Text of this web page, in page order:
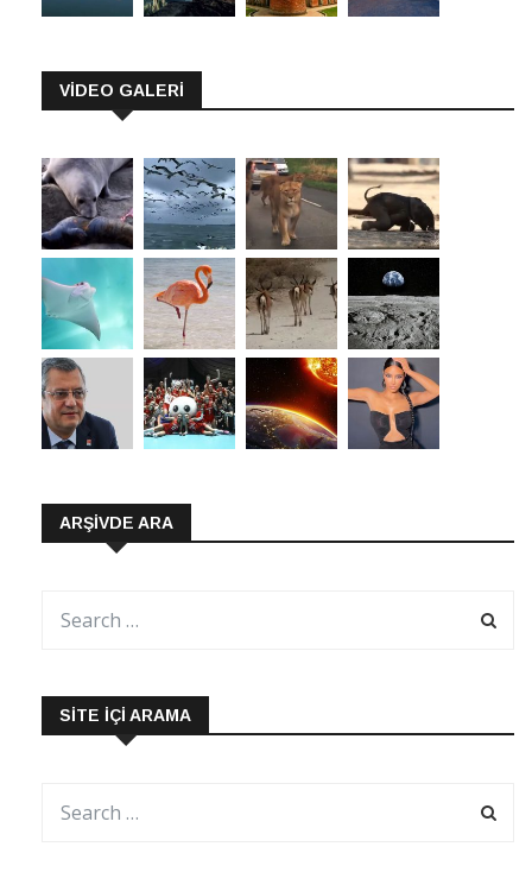
VİDEO GALERİ
ARŞIVDE ARA
SITE İÇI ARAMA